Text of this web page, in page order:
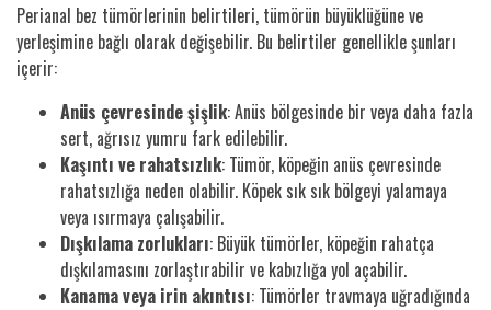
Perianal bez tümörlerinin belirtileri, tümörün büyüklüğüne ve
yerleşimine bağlı olarak değişebilir. Bu belirtiler genellikle şunları
içerir:
Anüs çevresinde şişlik: Anüs bölgesinde bir veya daha fazla
sert, ağrısız yumru fark edilebilir.
Kaşıntı ve rahatsızlık: Tümör, köpeğin anüs çevresinde
rahatsızlığa neden olabilir. Köpek sık sık bölgeyi yalamaya
veya ısırmaya çalışabilir.
Dışkılama zorlukları: Büyük tümörler, köpeğin rahatça
dışkılamasını zorlaştırabilir ve kabızlığa yol açabilir.
Kanama veya irin akıntısı: Tümörler travmaya uğradığında